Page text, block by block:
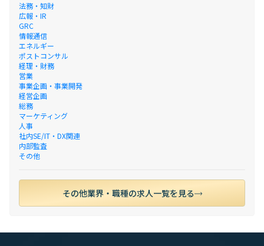
法務・知財
広報・IR
GRC
情報通信
エネルギー
ポストコンサル
経理・財務
営業
事業企画・事業開発
経営企画
総務
マーケティング
人事
社内SE/IT・DX関連
内部監査
その他
その他業界・職種の求人一覧を見る